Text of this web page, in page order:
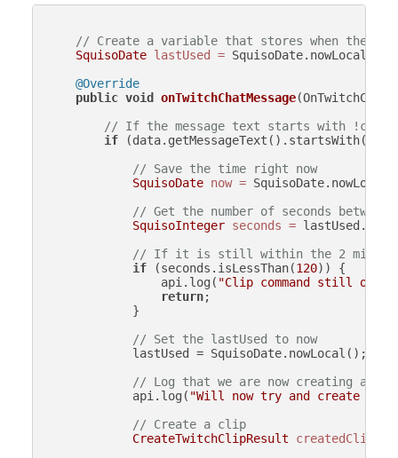
// Create a variable that stores when the clip
SquisoDate lastUsed = SquisoDate.nowLocal();
@Override
public void onTwitchChatMessage
// If the message text starts with !clip
if (data.getMessageText().startsWith(
// Save the time right now
SquisoDate now =
// Get the number of seconds between
SquisoInteger seconds =
// If it is still within the 2 minute
if (seconds.isLessThan(120)) {
                api.log(
"Clip command still on
return;
            }
// Set the lastUsed to now
            lastUsed = SquisoDate.nowLocal();
// Log that we are now creating a
            api.log(
"Will now try and create a
// Create a clip
CreateTwitchClipResult
createdClip